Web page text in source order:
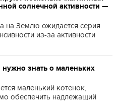
солнечной активности —
на Землю ожидается серия
из-за активности
нужно знать о маленьких
маленький котенок,
обеспечить надлежащий